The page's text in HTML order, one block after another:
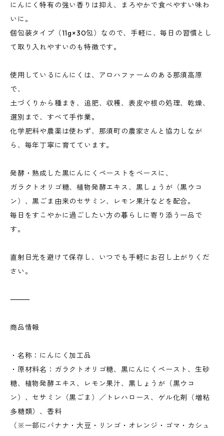
にんにく特有の強い香りは抑え、まろやかで食べやすい味わ
いに。
個包装タイプ（11g×30包）なので、手軽に、毎日の習慣とし
て取り入れやすいのも特徴です。
使用しているにんにくは、アロハファームのある那須高原
で、
土づくりから種まき、追肥、収穫、表皮や根の処理、乾燥、
選別まで、すべて手作業。
化学肥料や農薬は使わず、那須町の農家さんと協力しなが
ら、毎年丁寧に育てています。
発酵・熟成した黒にんにくペーストをベースに、
ガラクトオリゴ糖、植物発酵エキス、黒しょうが（黒ウコ
ン）、黒ごま由来のセサミン、レモン果汁などを配合。
毎日をすこやかに過ごしたい方の暮らしに寄り添う一品で
す。
直射日光を避けて保存し、いつでも手軽にお召し上がりくだ
さい。
⸻
商品情報
・名称：にんにく加工品
・原材料名：ガラクトオリゴ糖、黒にんにくペースト、生砂
糖、植物発酵エキス、レモン果汁、黒しょうが（黒ウコ
ン）、セサミン（黒ごま）／トレハロース、ゲル化剤（増粘
多糖類）、香料
（※一部にバナナ・大豆・リンゴ・オレンジ・ゴマ・カシュ